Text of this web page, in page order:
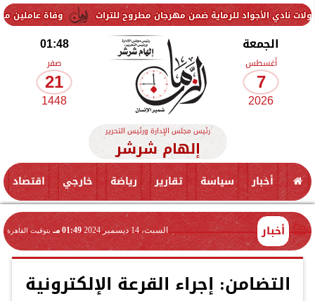
وفاة عاملين متأثرين للرماية ضمن مهرجان مطروح للتراث
الجمعة
أغسطس
7
2026
01:48
صفر
21
1448
رئيس مجلس الإدارة ورئيس التحرير
إلهام شرشر
أخبار سياسة تقارير رياضة خارجي اقتصاد
أخبار السبت، 14 ديسمبر 2024 01:49 مـ بتوقيت القاهرة
التضامن: إجراء القرعة الإلكترونية